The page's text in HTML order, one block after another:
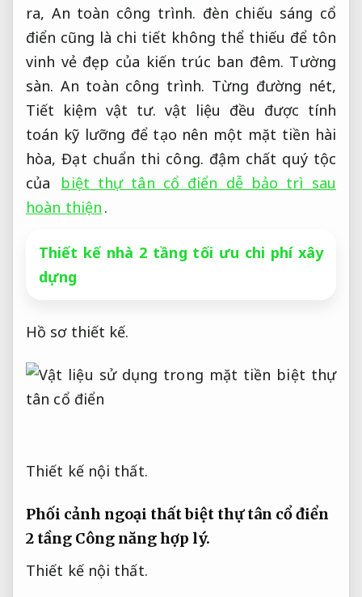
ra, An toàn công trình. đèn chiếu sáng cổ
điển cũng là chi tiết không thể thiếu để tôn
vinh vẻ đẹp của kiến trúc ban đêm. Tường
sàn. An toàn công trình. Từng đường nét,
Tiết kiệm vật tư. vật liệu đều được tính
toán kỹ lưỡng để tạo nên một mặt tiền hài
hòa,Đạt chuẩn thi công. đậm chất quý tộc
của
biệt thự tân cổ điển dễ bảo trì sau
hoàn thiện .
Thiết kế nhà 2 tầng tối ưu chi phí xây
dựng
Hồ sơ thiết kế.
Thiết kế nội thất.
Phối cảnh ngoại thất biệt thự tân cổ điển
2 tầng Công năng hợp lý.
Thiết kế nội thất.